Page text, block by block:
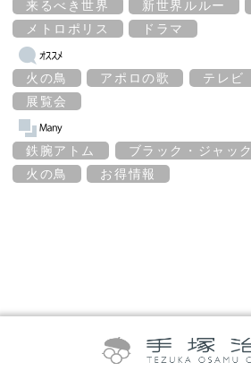
来るべき世界 新世界ルルー
メトロポリス
ドラマ
火の鳥 アポロの歌 テレビ
展覧会
鉄腕アトム ブラック・ジャック
火の鳥
お得情報